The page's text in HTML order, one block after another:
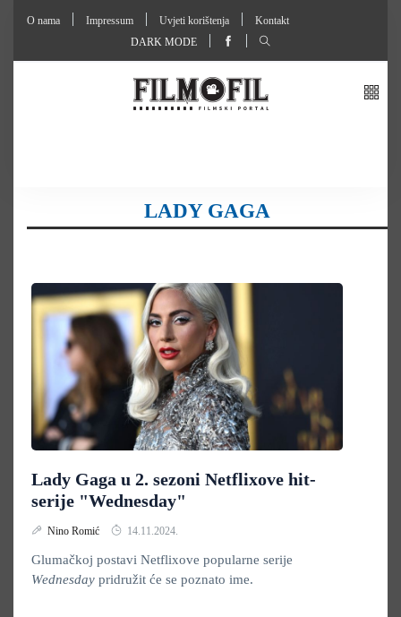
O nama Impressum Uvjeti korištenja
Kontakt
DARK MODE
LADY GAGA
Lady Gaga u 2. sezoni Netflixove hit-
serije "Wednesday"
Nino Romić 14.11.2024.
Glumačkoj postavi Netflixove popularne serije
Wednesday pridružit će se poznato ime.